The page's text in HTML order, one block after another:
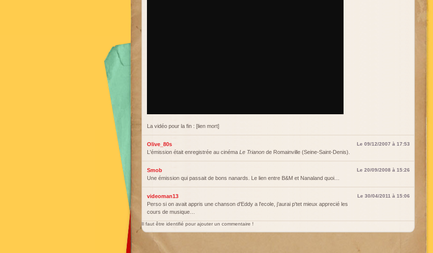
La vidéo pour la fin : [lien mort]
Olive_80s Le 09/12/2007 à 17:53
L'émission était enregistrée au cinéma Le Trianon de Romainville (Seine-Saint-Denis).
Smob Le 20/09/2008 à 15:26
Une émission qui passait de bons nanards. Le lien entre B&M et Nanaland quoi…
videoman13 Le 30/04/2011 à 15:06
Perso si on avait appris une chanson d'Eddy a l'ecole, j'aurai p'tet mieux apprecié les
cours de musique…
Il faut être identifié pour ajouter un commentaire !